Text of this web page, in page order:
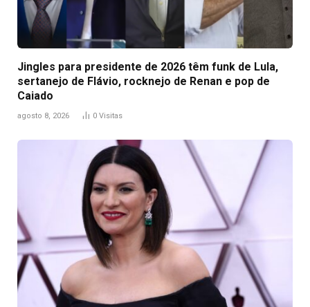
Jingles para presidente de 2026 têm funk de Lula,
sertanejo de Flávio, rocknejo de Renan e pop de
Caiado
agosto 8, 2026 0 Visitas